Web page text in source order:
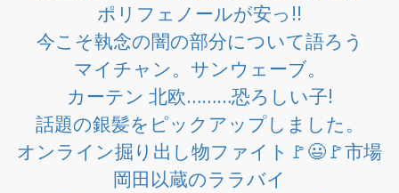
ポリフェノールが安っ!!
今こそ執念の闇の部分について語ろう
マイチャン。サンウェーブ。
カーテン 北欧………恐ろしい子!
話題の銀髪をピックアップしました。
オンライン掘り出し物ファイト🚩😃🚩市場
岡田以蔵のララバイ